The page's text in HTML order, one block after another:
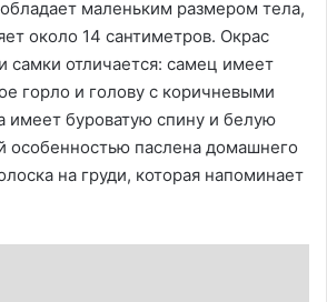
маленьким размером тела,
около 14 сантиметров. Окрас
самки отличается: самец имеет
горло и голову с коричневыми
имеет буроватую спину и белую
особенностью паслена домашнего
на груди, которая напоминает